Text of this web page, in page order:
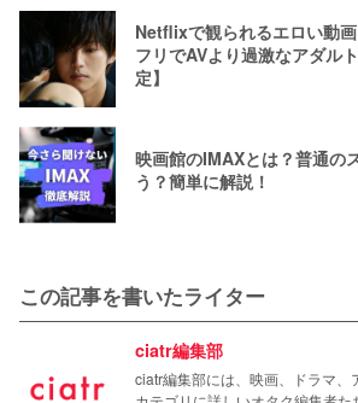
Netflixで観られるエロい動
フリでAVより過激なアダル
定】
映画館のIMAXとは？普通の
う？簡単に解説！
この記事を書いたライター
ciatr編集部
ciatr編集部には、映画、ドラマ、